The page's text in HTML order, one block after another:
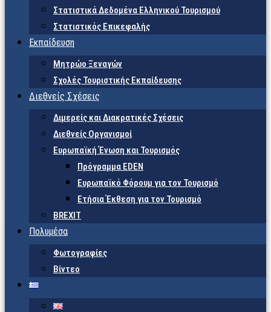
Στατιστικά Δεδομένα Ελληνικού Τουρισμού
Στατιστικός Επικεφαλής
Εκπαίδευση
Μητρώο Ξεναγών
Σχολές Τουριστικής Εκπαίδευσης
Διεθνείς Σχέσεις
Διμερείς και Διακρατικές Σχέσεις
Διεθνείς Οργανισμοί
Ευρωπαϊκή Ένωση και Τουρισμός
Πρόγραμμα EDEN
Ευρωπαϊκό Φόρουμ για τον Τουρισμό
Ετήσια Έκθεση για τον Τουρισμό
BREXIT
Πολυμέσα
Φωτογραφίες
Βίντεο